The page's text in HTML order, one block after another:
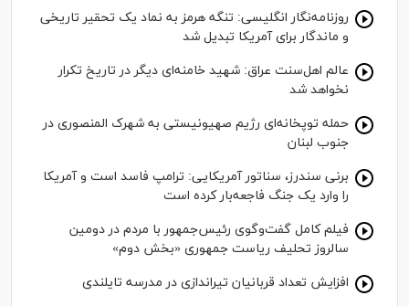
روزنامه‌نگار انگلیسی: تنگه هرمز به نماد یک تحقیر تاریخی
و ماندگار برای آمریکا تبدیل شد
عالم اهل‌سنت عراق: شهید خامنه‌ای دیگر در تاریخ تکرار
نخواهد شد
حمله توپخانه‌ای رژیم صهیونیستی به شهرک المنصوری در
جنوب لبنان
برنی سندرز، سناتور آمریکایی: ترامپ فاسد است و آمریکا
را وارد یک جنگ فاجعه‌بار کرده است
فیلم کامل گفت‌وگوی رئیس‌جمهور با مردم در دومین
سالروز تحلیف ریاست جمهوری «بخش دوم»
افزایش تعداد قربانیان تیراندازی در مدرسه تایلندی